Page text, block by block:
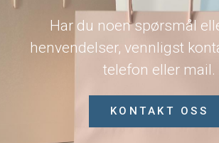
Har du noen spørsmål
henvendelser, vennligst
telefon eller mail.
KONTAKT OSS